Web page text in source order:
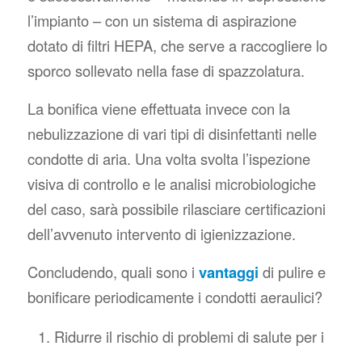
l’impianto – con un sistema di aspirazione
dotato di filtri HEPA, che serve a raccogliere lo
sporco sollevato nella fase di spazzolatura.
La bonifica viene effettuata invece con la
nebulizzazione di vari tipi di disinfettanti nelle
condotte di aria. Una volta svolta l’ispezione
visiva di controllo e le analisi microbiologiche
del caso, sarà possibile rilasciare certificazioni
dell’avvenuto intervento di igienizzazione.
Concludendo, quali sono i vantaggi di pulire e
bonificare periodicamente i condotti aeraulici?
Ridurre il rischio di problemi di salute per i